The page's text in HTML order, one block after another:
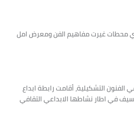
محطات غيرت مفاهيم الفن ومعرض امل
التشكيلية، أقامت رابطة ابداع
في اطار نشاطها الابداعي التقافي